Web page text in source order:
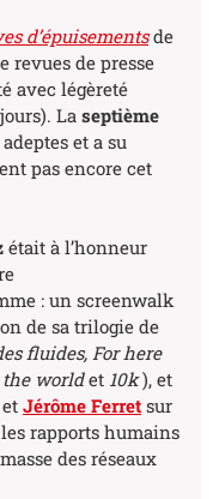
d’épuisementsde
revues de presse
avec légèreté
La septième
et a su
pas encore cet
était à l’honneur
: un screenwalk
de sa trilogie de
fluides, For here
the worldet 10k), et
et Jérôme Ferret sur
rapports humains
des réseaux